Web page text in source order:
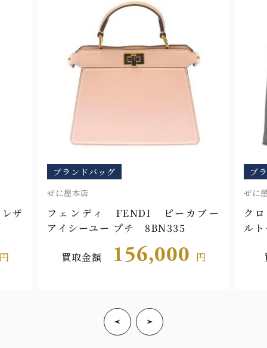
ー
円
ブランドバッグ
ぜに屋浜町店
クロエ Chloe WOODY スモー
ルトートバッグ CHC23WS397L4
買取金額
66,000 円
ぜ
セ
ッ